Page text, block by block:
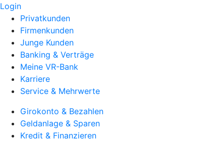
Login
Privatkunden
Firmenkunden
Junge Kunden
Banking & Verträge
Meine VR-Bank
Karriere
Service & Mehrwerte
Girokonto & Bezahlen
Geldanlage & Sparen
Kredit & Finanzieren